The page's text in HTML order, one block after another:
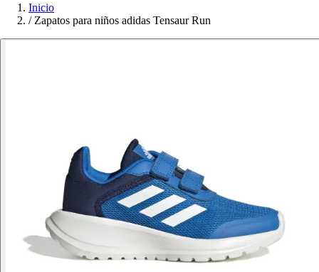
Inicio
/ Zapatos para niños adidas Tensaur Run